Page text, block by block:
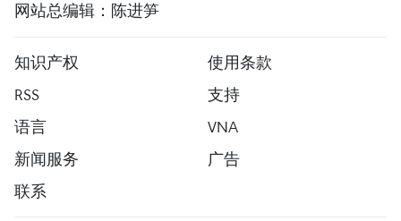
网站总编辑：陈进笋
知识产权
使用条款
RSS
支持
语言
VNA
新闻服务
广告
联系